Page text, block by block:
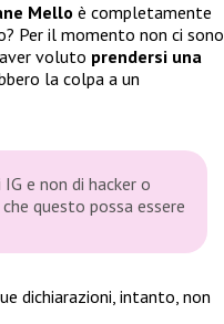
Mello è completamente
Per il momento non ci sono
voluto prendersi una
la colpa a un
e non di hacker o
questo possa essere
dichiarazioni, intanto, non